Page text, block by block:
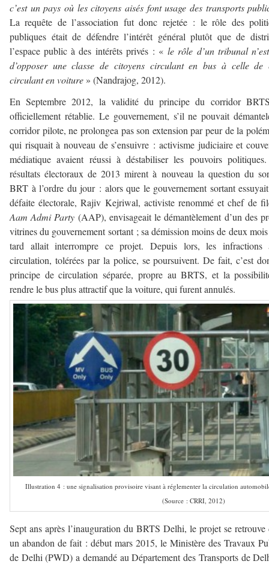
c’est un pays où les citoyens aisés font usage des transports
La requête de l’association fut donc rejetée : le rôle des
publiques était de défendre l’intérêt général plutôt que de
l’espace public à des intérêts privés : « le rôle d’un tribunal
d’opposer une classe de citoyens circulant en bus à celle de
circulant en voiture » (Nandrajog, 2012).
En Septembre 2012, la validité du principe du corridor
officiellement rétablie. Le gouvernement, s’il ne pouvait
corridor pilote, ne prolongea pas son extension par peur de la
qui risquait à nouveau de s’ensuivre : activisme judiciaire et
médiatique avaient réussi à déstabiliser les pouvoirs
résultats électoraux de 2013 mirent à nouveau la question du
BRT à l’ordre du jour : alors que le gouvernement sortant
défaite électorale, Rajiv Kejriwal, activiste renommé et chef de
Aam Admi Party (AAP), envisageait le démantèlement d’un des
vitrines du gouvernement sortant ; sa démission moins de deux
tard allait interrompre ce projet. Depuis lors, les
circulation, tolérées par la police, se poursuivent. De fait, c’est
principe de circulation séparée, propre au BRTS, et la
rendre le bus plus attractif que la voiture, qui furent annulés.
Illustration 4 : une signalisation provisoire visant à réglementer la circulation
(Source : CRRI, 2012)
Sept ans après l’inauguration du BRTS Delhi, le projet se retrouve
un abandon de fait : début mars 2015, le Ministère des Travaux
de Delhi (PWD) a demandé au Département des Transports de